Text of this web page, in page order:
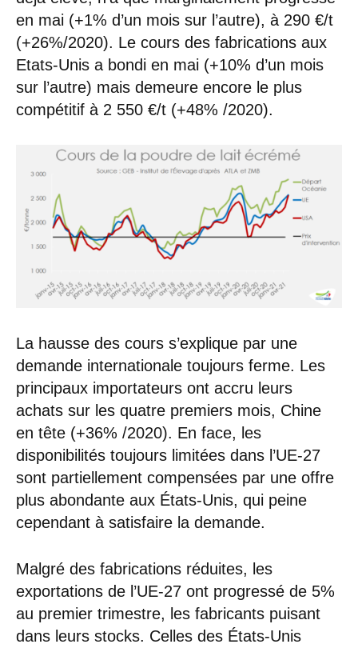
en mai (+1% d’un mois sur l’autre), à 290 €/t
(+26%/2020). Le cours des fabrications aux
Etats-Unis a bondi en mai (+10% d’un mois
sur l’autre) mais demeure encore le plus
compétitif à 2 550 €/t (+48% /2020).
La hausse des cours s’explique par une
demande internationale toujours ferme. Les
principaux importateurs ont accru leurs
achats sur les quatre premiers mois, Chine
en tête (+36% /2020). En face, les
disponibilités toujours limitées dans l’UE-27
sont partiellement compensées par une offre
plus abondante aux États-Unis, qui peine
cependant à satisfaire la demande.
Malgré des fabrications réduites, les
exportations de l’UE-27 ont progressé de 5%
au premier trimestre, les fabricants puisant
dans leurs stocks. Celles des États-Unis